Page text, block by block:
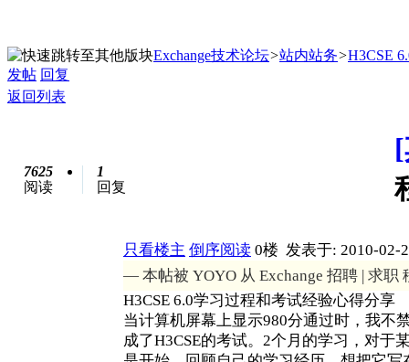
Exchange技术论坛>站内站务>H3CSE
发帖 回复
返回列表
7625
阅读
1
回复
只看楼主 倒序阅读 0楼 发表于: 2010-02-
— 本帖被 YOYO 从 Exchange 招聘 | 求
H3CSE 6.0学习过程和考试经验心得分享
当计算机屏幕上显示980分通过时，我不
成了H3CSE的考试。2个月的学习，对于